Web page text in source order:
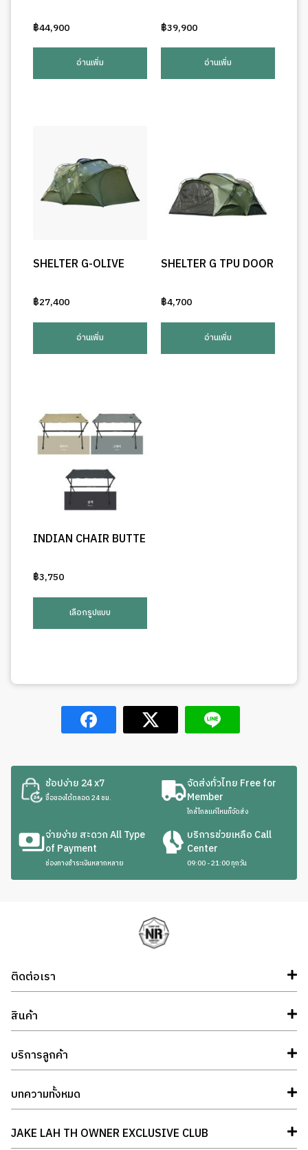
฿44,900
อ่านเพิ่ม
฿39,900
อ่านเพิ่ม
SHELTER G-OLIVE
฿27,400
อ่านเพิ่ม
SHELTER G TPU DOOR
฿4,700
อ่านเพิ่ม
INDIAN CHAIR BUTTE
฿3,750
เลือกรูปแบบ
This
has
may
be
on
the
product
ช้อปง่าย 24 x7
ซื้อของได้ตลอด 24 ชม.
จัดส่งทั่วไทย Free for
Member
ใกล้ไกลแค่ไหนก็จัดส่ง
จ่ายง่าย สะดวก All Type
of Payment
ช่องทางชำระเงินหลากหลาย
บริการช่วยเหลือ Call
Center
09:00 - 21:00 ทุกวัน
ติดต่อเรา
สินค้า
บริการลูกค้า
บทความทั้งหมด
JAKE LAH TH OWNER EXCLUSIVE CLUB